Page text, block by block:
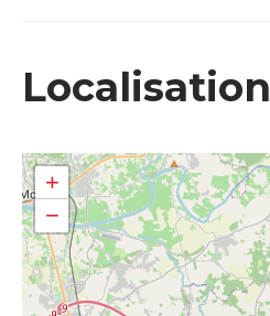
Localisation
+
−